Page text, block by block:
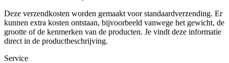
Deze verzendkosten worden gemaakt voor standaardverzending. Er
kunnen extra kosten ontstaan, bijvoorbeeld vanwege het gewicht, de
grootte of de kenmerken van de producten. Je vindt deze informatie
direct in de productbeschrijving.
Service